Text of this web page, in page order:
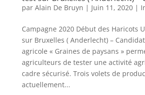
par Alain De Bruyn | Juin 11, 2020|
Campagne 2020 Début des Haricots
sur Bruxelles ( Anderlecht) – Candidat
agricole « Graines de paysans »
agriculteurs de tester une activité
cadre sécurisé. Trois volets de
actuellement...